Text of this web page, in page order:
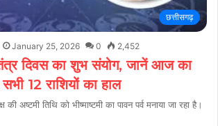
छत्तीसगढ़
January 25, 2026 0 2,452
दिवस का शुभ संयोग, जानें आज का
12 राशियों का हाल
अष्टमी तिथि को भीष्माष्टमी का पावन पर्व मनाया जा रहा है।